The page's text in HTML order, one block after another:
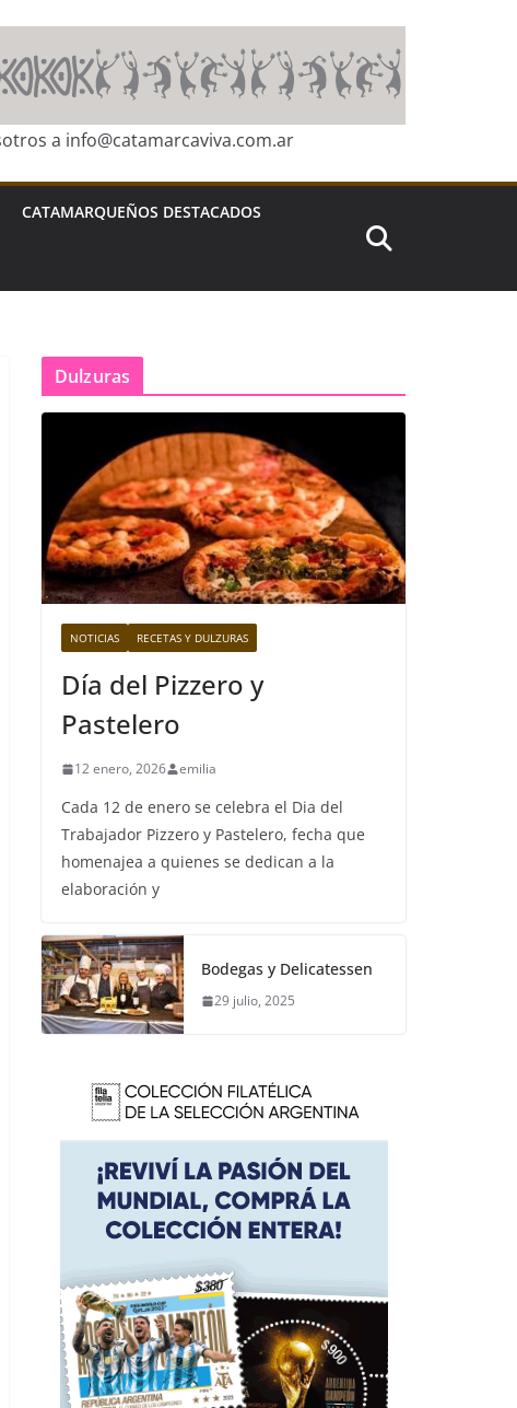
a info@catamarcaviva.com.ar
CATAMARQUEÑOS DESTACADOS
Dulzuras
NOTICIAS RECETAS Y DULZURAS
Día del Pizzero y
Pastelero
12 enero, 2026 emilia
Cada 12 de enero se celebra el Dia del
Trabajador Pizzero y Pastelero, fecha que
homenajea a quienes se dedican a la
elaboración y
Bodegas y Delicatessen
29 julio, 2025